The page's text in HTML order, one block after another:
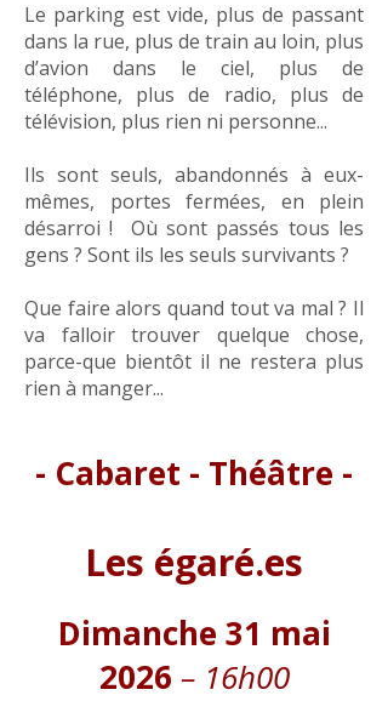
Le parking est vide, plus de passant
dans la rue, plus de train au loin, plus
d’avion dans le ciel, plus de
téléphone, plus de radio, plus de
télévision, plus rien ni personne...
Ils sont seuls, abandonnés à eux-
mêmes, portes fermées, en plein
désarroi ! Où sont passés tous les
gens ? Sont ils les seuls survivants ?
Que faire alors quand tout va mal ? Il
va falloir trouver quelque chose,
parce-que bientôt il ne restera plus
rien à manger...
- Cabaret - Théâtre -
Les égaré.es
Dimanche 31 mai
2026 – 16h00